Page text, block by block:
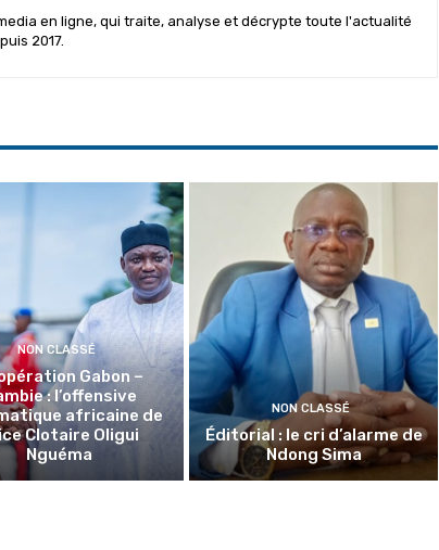
media en ligne, qui traite, analyse et décrypte toute l'actualité
2017.
NON CLASSÉ
Gabon –
: l’offensive
africaine de
Clotaire Oligui
Nguéma
NON CLASSÉ
Éditorial : le cri d’alarme de
Ndong Sima